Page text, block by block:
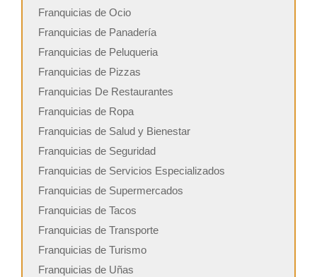
Franquicias de Ocio
Franquicias de Panadería
Franquicias de Peluqueria
Franquicias de Pizzas
Franquicias De Restaurantes
Franquicias de Ropa
Franquicias de Salud y Bienestar
Franquicias de Seguridad
Franquicias de Servicios Especializados
Franquicias de Supermercados
Franquicias de Tacos
Franquicias de Transporte
Franquicias de Turismo
Franquicias de Uñas